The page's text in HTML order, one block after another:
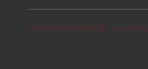
Die Anmeldefrist für diesen